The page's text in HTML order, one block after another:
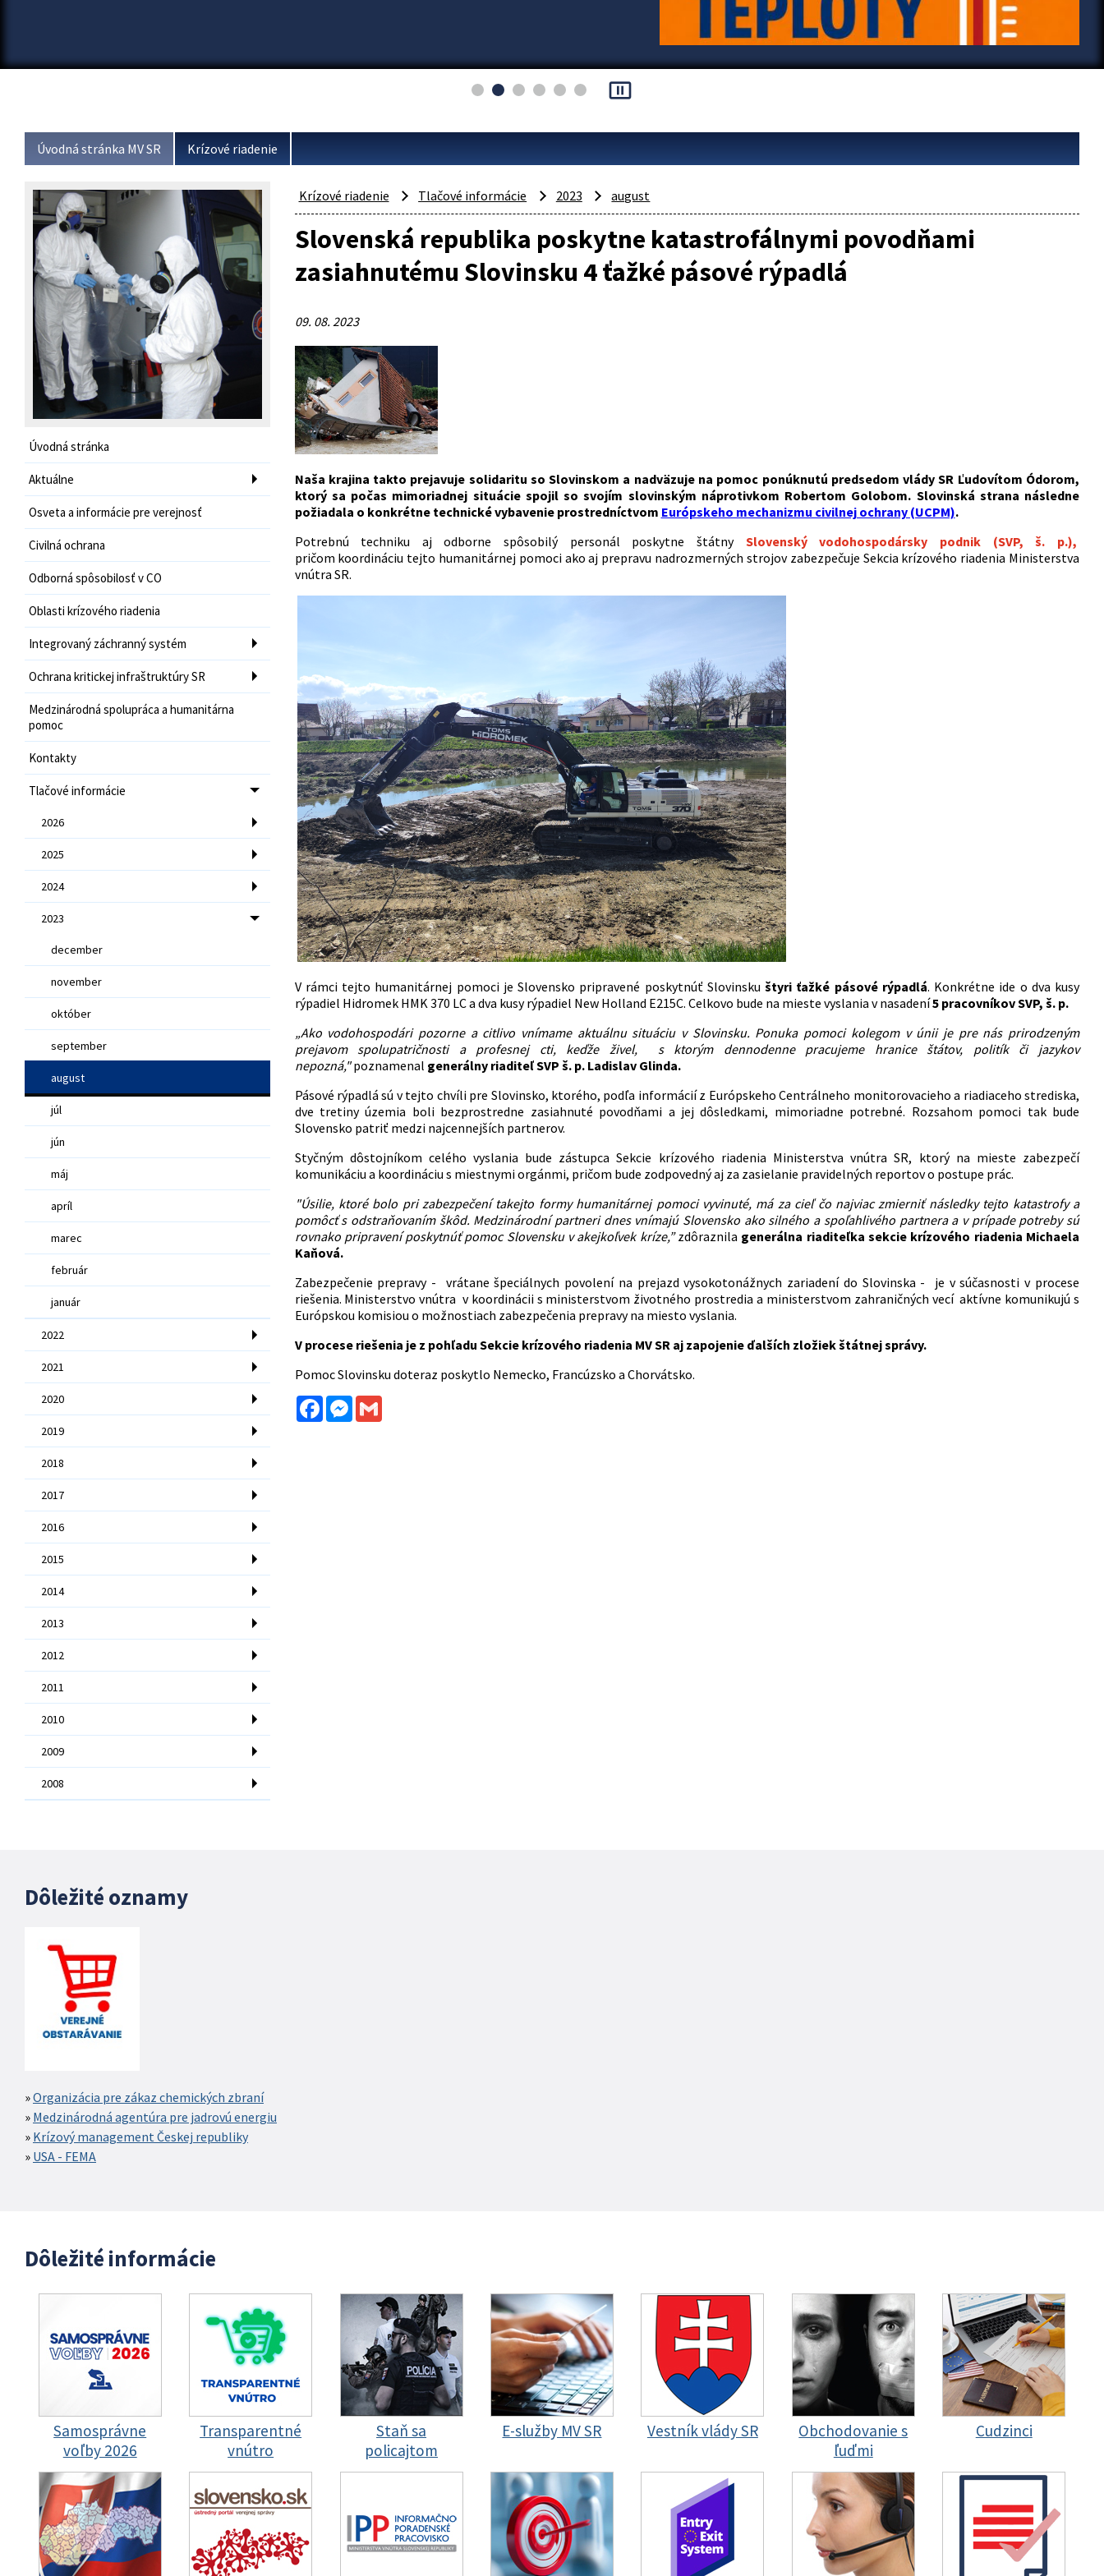
pause_presentation
Úvodná stránka MV SR Krízové riadenie
Úvodná stránka
Aktuálne
Osveta a informácie pre verejnosť
Civilná ochrana
Odborná spôsobilosť v CO
Oblasti krízového riadenia
Integrovaný záchranný systém
Ochrana kritickej infraštruktúry SR
Medzinárodná spolupráca a humanitárna
pomoc
Kontakty
Tlačové informácie
2026
2025
2024
2023
december
november
október
september
august
júl
jún
máj
apríl
marec
február
január
2022
2021
2020
2019
2018
2017
2016
2015
2014
2013
2012
2011
2010
2009
2008
Krízové riadenie Tlačové informácie 2023 august
Slovenská republika poskytne katastrofálnymi povodňami
zasiahnutému Slovinsku 4 ťažké pásové rýpadlá
09. 08. 2023
Naša krajina takto prejavuje solidaritu so Slovinskom a nadväzuje na pomoc ponúknutú predsedom vlády SR Ľudovítom Ódorom,
ktorý sa počas mimoriadnej situácie spojil so svojím slovinským náprotivkom Robertom Golobom. Slovinská strana následne
požiadala o konkrétne technické vybavenie prostredníctvom Európskeho mechanizmu civilnej ochrany (UCPM).
Potrebnú techniku aj odborne spôsobilý personál poskytne štátny Slovenský vodohospodársky podnik (SVP, š. p.),
pričom koordináciu tejto humanitárnej pomoci ako aj prepravu nadrozmerných strojov zabezpečuje Sekcia krízového riadenia Ministerstva
vnútra SR.
V rámci tejto humanitárnej pomoci je Slovensko pripravené poskytnúť Slovinsku štyri ťažké pásové rýpadlá. Konkrétne ide o dva kusy
rýpadiel Hidromek HMK 370 LC a dva kusy rýpadiel New Holland E215C. Celkovo bude na mieste vyslania v nasadení5 pracovníkov SVP, š. p.
„Ako vodohospodári pozorne a citlivo vnímame aktuálnu situáciu v Slovinsku. Ponuka pomoci kolegom v únii je pre nás prirodzeným
prejavom spolupatričnosti a profesnej cti, keďže živel, s ktorým dennodenne pracujeme hranice štátov, politík či jazykov
nepozná," poznamenal generálny riaditeľ SVP š. p. Ladislav Glinda.
Pásové rýpadlá sú v tejto chvíli pre Slovinsko, ktorého, podľa informácií z Európskeho Centrálneho monitorovacieho a riadiaceho strediska,
dve tretiny územia boli bezprostredne zasiahnuté povodňami a jej dôsledkami, mimoriadne potrebné. Rozsahom pomoci tak bude
Slovensko patriť medzi najcennejších partnerov.
Styčným dôstojníkom celého vyslania bude zástupca Sekcie krízového riadenia Ministerstva vnútra SR, ktorý na mieste zabezpečí
komunikáciu a koordináciu s miestnymi orgánmi, pričom bude zodpovedný aj za zasielanie pravidelných reportov o postupe prác.
"Úsilie, ktoré bolo pri zabezpečení takejto formy humanitárnej pomoci vyvinuté, má za cieľ čo najviac zmierniť následky tejto katastrofy a
pomôcť s odstraňovaním škôd. Medzinárodní partneri dnes vnímajú Slovensko ako silného a spoľahlivého partnera a v prípade potreby sú
rovnako pripravení poskytnúť pomoc Slovensku v akejkoľvek kríze,” zdôraznila generálna riaditeľka sekcie krízového riadenia Michaela
Kaňová.
Zabezpečenie prepravy - vrátane špeciálnych povolení na prejazd vysokotonážnych zariadení do Slovinska - je v súčasnosti v procese
riešenia. Ministerstvo vnútra v koordinácii s ministerstvom životného prostredia a ministerstvom zahraničných vecí aktívne komunikujú s
Európskou komisiou o možnostiach zabezpečenia prepravy na miesto vyslania.
V procese riešenia je z pohľadu Sekcie krízového riadenia MV SR aj zapojenie ďalších zložiek štátnej správy.
Pomoc Slovinsku doteraz poskytlo Nemecko, Francúzsko a Chorvátsko.
FacebookMessenger
Gmail
Dôležité oznamy
Organizácia pre zákaz chemických zbraní
Medzinárodná agentúra pre jadrovú energiu
Krízový management Českej republiky
USA - FEMA
Dôležité informácie
Samosprávne
voľby 2026
Transparentné
vnútro
Staň sa
policajtom
E-služby MV SR Vestník vlády SR
Obchodovanie s
ľuďmi
Cudzinci